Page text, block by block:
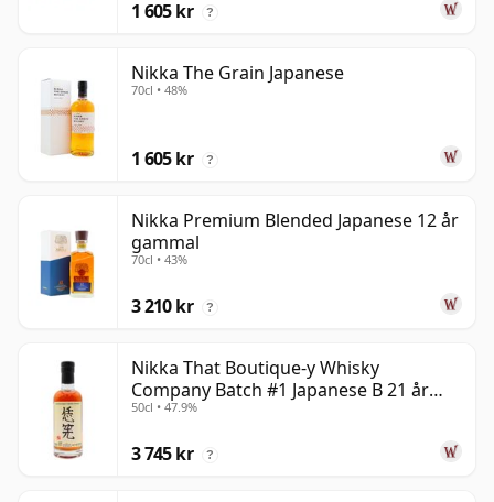
1 605 kr ?
Nikka The Grain Japanese
70cl • 48%
1 605 kr ?
Nikka Premium Blended Japanese 12 år
gammal
70cl • 43%
3 210 kr ?
Nikka That Boutique-y Whisky
Company Batch #1 Japanese B 21 år
gammal
50cl • 47.9%
3 745 kr ?